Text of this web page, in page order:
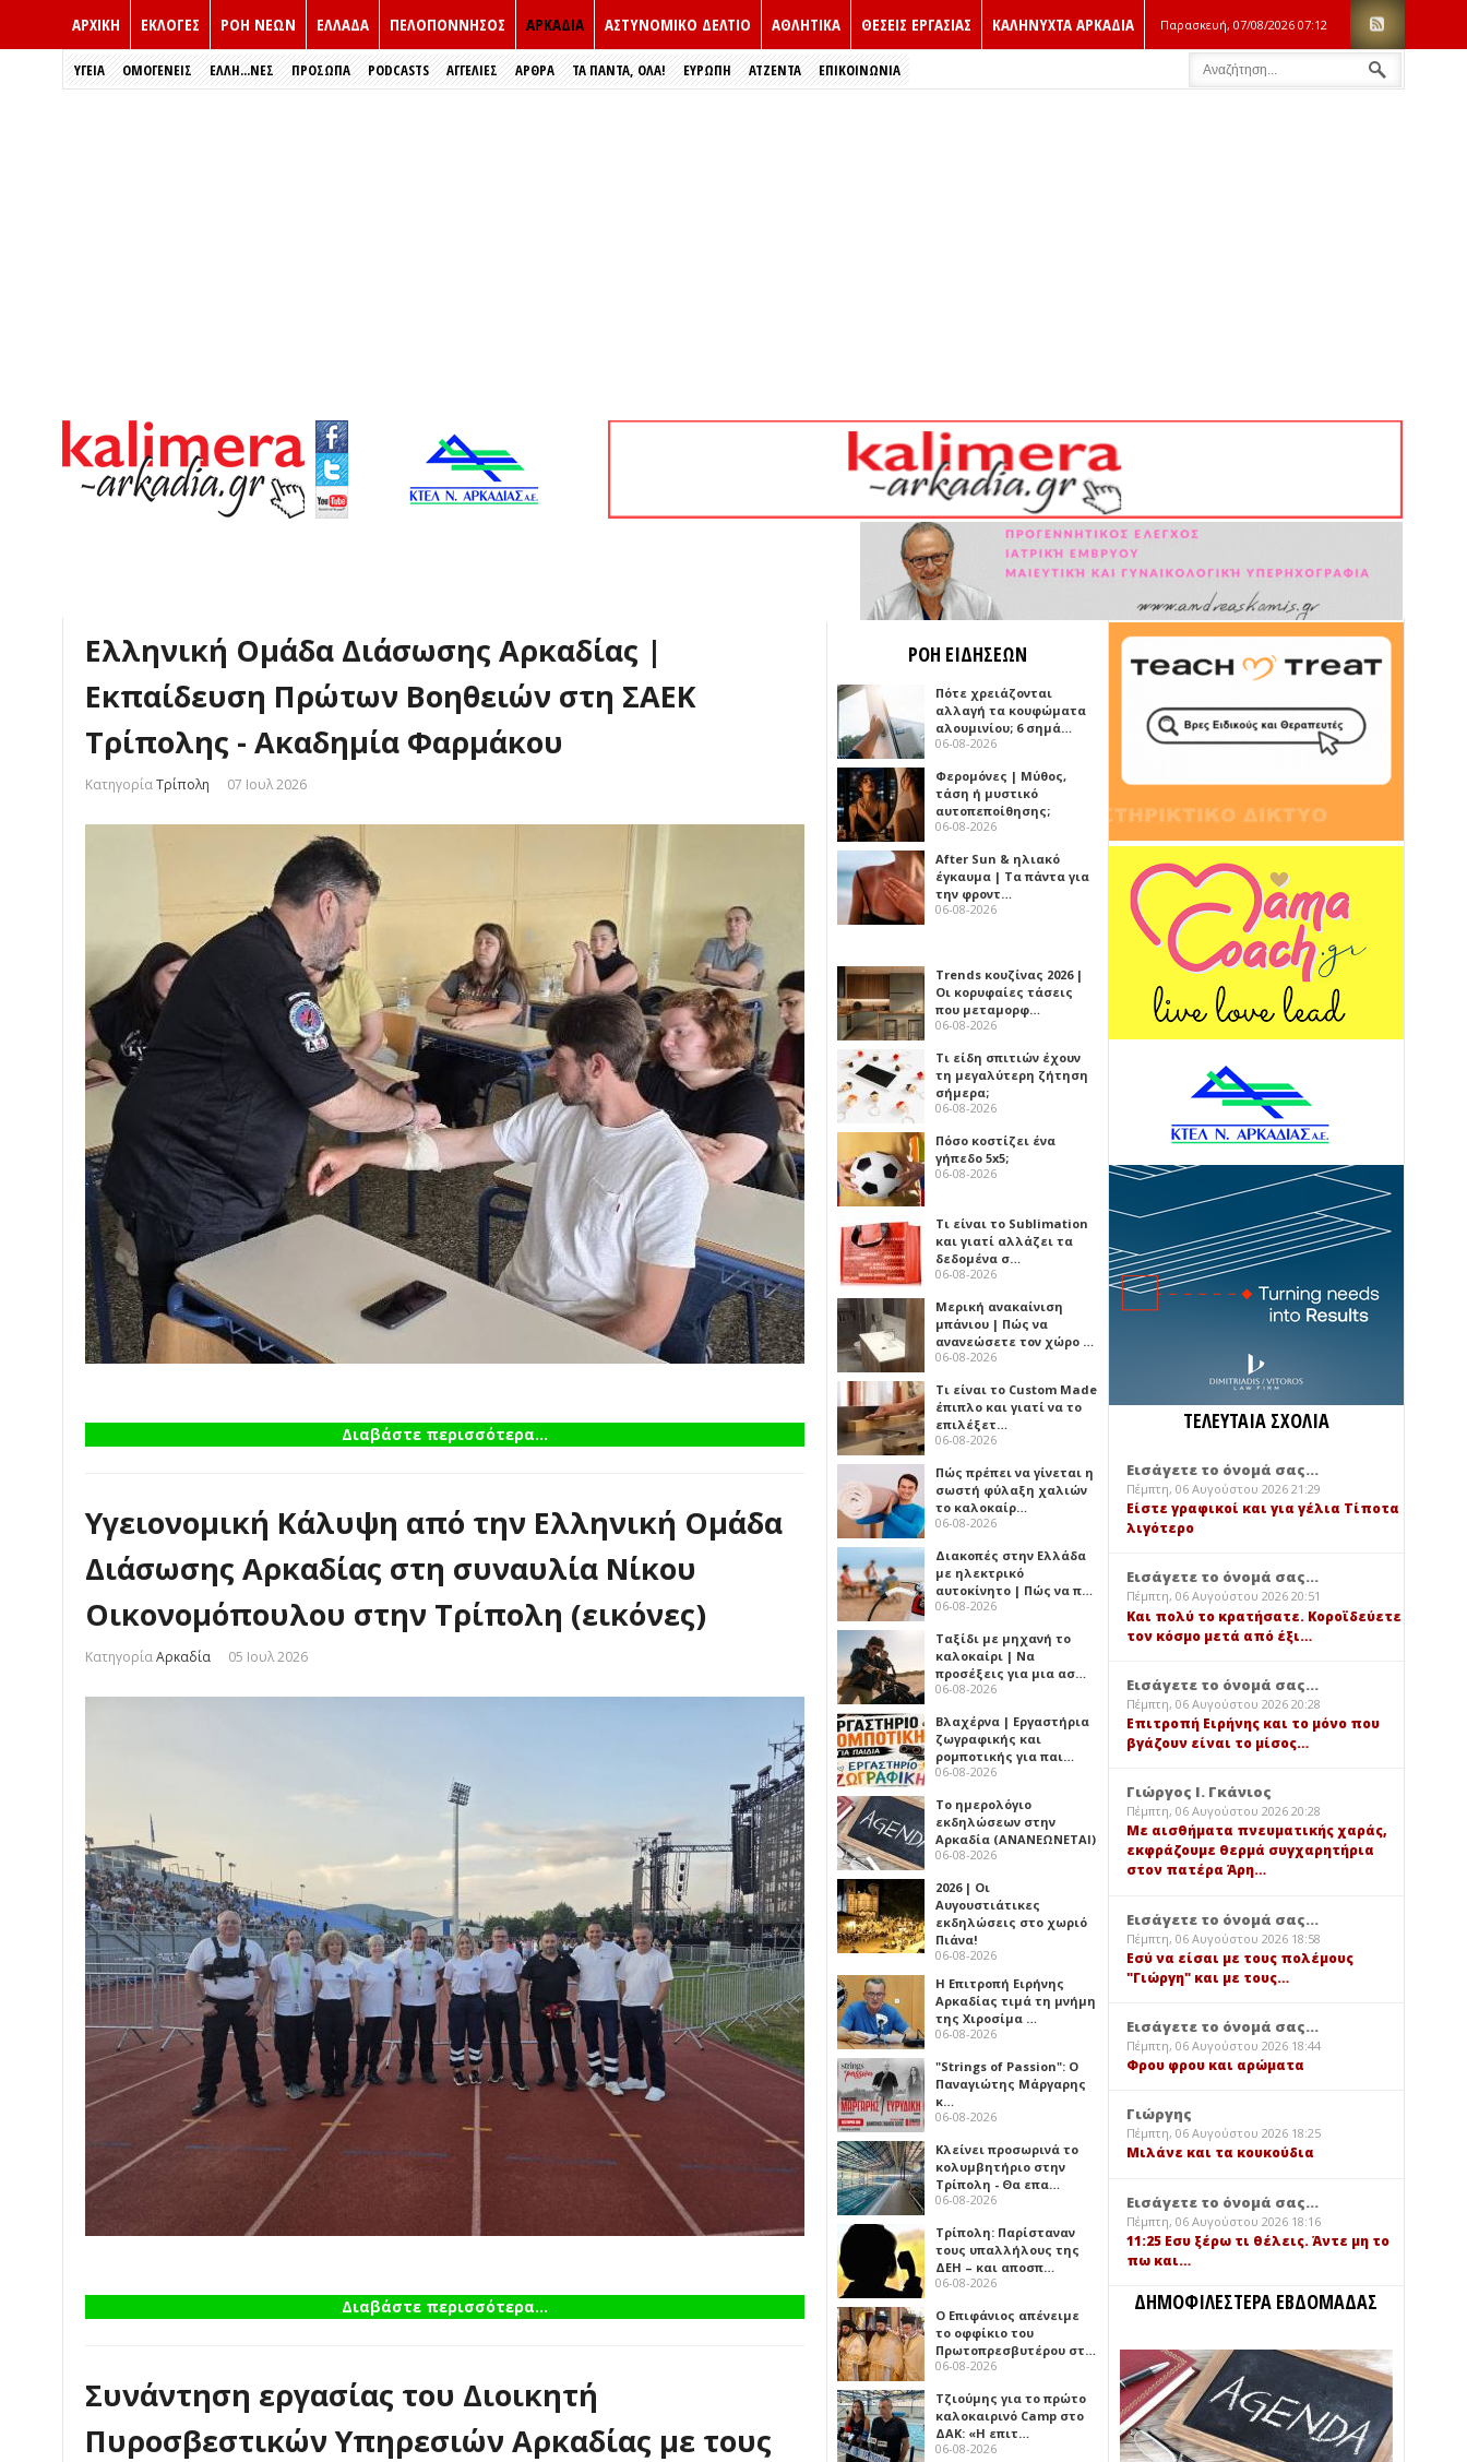
ΑΡΧΙΚΗ ΕΚΛΟΓΈΣ ΡΟΗ ΝΕΩΝ ΕΛΛΑΔΑ ΠΕΛΟΠΟΝΝΗΣΟΣ ΑΡΚΑΔΙΑ ΑΣΤΥΝΟΜΙΚΟ ΔΕΛΤΙΟ ΑΘΛΗΤΙΚΑ ΘΕΣΕΙΣ ΕΡΓΑΣΙΑΣ ΚΑΛΗΝΥΧΤΑ ΑΡΚΑΔΙΑ Παρασκευή, 07/08/2026 07:12
ΥΓΕΙΑ ΟΜΟΓΕΝΕΙΣ ΈΛΛΗ...ΝΕΣ ΠΡΌΣΩΠΑ PODCASTS ΑΓΓΕΛΙΕΣ ΑΡΘΡΑ ΤΑ ΠΑΝΤΑ, ΟΛΑ! ΕΥΡΏΠΗ ΑΤΖΕΝΤΑ ΕΠΙΚΟΙΝΩΝΙΑ
Ελληνική Ομάδα Διάσωσης Αρκαδίας |
Εκπαίδευση Πρώτων Βοηθειών στη ΣΑΕΚ
Τρίπολης - Ακαδημία Φαρμάκου
ΚατηγορίαΤρίπολη 07 Ιουλ 2026
Διαβάστε περισσότερα...
Υγειονομική Κάλυψη από την Ελληνική Ομάδα
Διάσωσης Αρκαδίας στη συναυλία Νίκου
Οικονομόπουλου στην Τρίπολη (εικόνες)
ΚατηγορίαΑρκαδία 05 Ιουλ 2026
Διαβάστε περισσότερα...
Συνάντηση εργασίας του Διοικητή
Πυροσβεστικών Υπηρεσιών Αρκαδίας με τους
ΡΟΗ ΕΙΔΗΣΕΩΝ
Πότε χρειάζονται
αλλαγή τα κουφώματα
αλουμινίου; 6 σημά…
06-08-2026
Φερομόνες | Μύθος,
τάση ή μυστικό
αυτοπεποίθησης;
06-08-2026
After Sun & ηλιακό
έγκαυμα | Τα πάντα για
την φροντ…
06-08-2026
Trends κουζίνας 2026 |
Οι κορυφαίες τάσεις
που μεταμορφ…
06-08-2026
Τι είδη σπιτιών έχουν
τη μεγαλύτερη ζήτηση
σήμερα;
06-08-2026
Πόσο κοστίζει ένα
γήπεδο 5x5;
06-08-2026
Τι είναι το Sublimation
και γιατί αλλάζει τα
δεδομένα σ…
06-08-2026
Μερική ανακαίνιση
μπάνιου | Πώς να
ανανεώσετε τον χώρο …
06-08-2026
Τι είναι το Custom Made
έπιπλο και γιατί να το
επιλέξετ…
06-08-2026
Πώς πρέπει να γίνεται η
σωστή φύλαξη χαλιών
το καλοκαίρ…
06-08-2026
Διακοπές στην Ελλάδα
με ηλεκτρικό
αυτοκίνητο | Πώς να π…
06-08-2026
Ταξίδι με μηχανή το
καλοκαίρι | Να
προσέξεις για μια ασ…
06-08-2026
Βλαχέρνα | Εργαστήρια
ζωγραφικής και
ρομποτικής για παι…
06-08-2026
Το ημερολόγιο
εκδηλώσεων στην
Αρκαδία (ΑΝΑΝΕΩΝΕΤΑΙ)
06-08-2026
2026 | Οι
Αυγουστιάτικες
εκδηλώσεις στο χωριό
Πιάνα!
06-08-2026
Η Επιτροπή Ειρήνης
Αρκαδίας τιμά τη μνήμη
της Χιροσίμα …
06-08-2026
"Strings of Passion": Ο
Παναγιώτης Μάργαρης
κ…
06-08-2026
Κλείνει προσωρινά το
κολυμβητήριο στην
Τρίπολη - Θα επα…
06-08-2026
Τρίπολη: Παρίσταναν
τους υπαλλήλους της
ΔΕΗ – και αποσπ…
06-08-2026
Ο Επιφάνιος απένειμε
το οφφίκιο του
Πρωτοπρεσβυτέρου στ…
06-08-2026
Τζιούμης για το πρώτο
καλοκαιρινό Camp στο
ΔΑΚ: «Η επιτ…
06-08-2026
ΤΕΛΕΥΤΑΙΑ ΣΧΟΛΙΑ
Εισάγετε το όνομά σας...
Πέμπτη, 06 Αυγούστου 2026 21:29
Είστε γραφικοί και για γέλια Τίποτα
λιγότερο
Εισάγετε το όνομά σας...
Πέμπτη, 06 Αυγούστου 2026 20:51
Και πολύ το κρατήσατε. Κοροϊδεύετε
τον κόσμο μετά από έξι…
Εισάγετε το όνομά σας...
Πέμπτη, 06 Αυγούστου 2026 20:28
Επιτροπή Ειρήνης και το μόνο που
βγάζουν είναι το μίσος…
Γιώργος Ι. Γκάνιος
Πέμπτη, 06 Αυγούστου 2026 20:28
Με αισθήματα πνευματικής χαράς,
εκφράζουμε θερμά συγχαρητήρια
στον πατέρα Άρη…
Εισάγετε το όνομά σας...
Πέμπτη, 06 Αυγούστου 2026 18:58
Εσύ να είσαι με τους πολέμους
"Γιώργη" και με τους…
Εισάγετε το όνομά σας...
Πέμπτη, 06 Αυγούστου 2026 18:44
Φρου φρου και αρώματα
Γιώργης
Πέμπτη, 06 Αυγούστου 2026 18:25
Μιλάνε και τα κουκούδια
Εισάγετε το όνομά σας...
Πέμπτη, 06 Αυγούστου 2026 18:16
11:25 Εσυ ξέρω τι θέλεις. Άντε μη το
πω και…
ΔΗΜΟΦΙΛΕΣΤΕΡΑ ΕΒΔΟΜΑΔΑΣ